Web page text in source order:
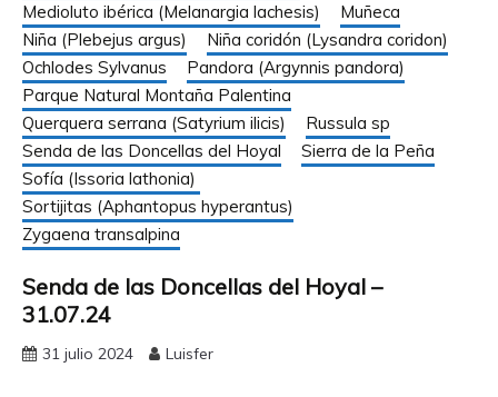
Medioluto ibérica (Melanargia lachesis)
Muñeca
Niña (Plebejus argus)
Niña coridón (Lysandra coridon)
Ochlodes Sylvanus
Pandora (Argynnis pandora)
Parque Natural Montaña Palentina
Querquera serrana (Satyrium ilicis)
Russula sp
Senda de las Doncellas del Hoyal
Sierra de la Peña
Sofía (Issoria lathonia)
Sortijitas (Aphantopus hyperantus)
Zygaena transalpina
Senda de las Doncellas del Hoyal –
31.07.24
31 julio 2024 Luisfer